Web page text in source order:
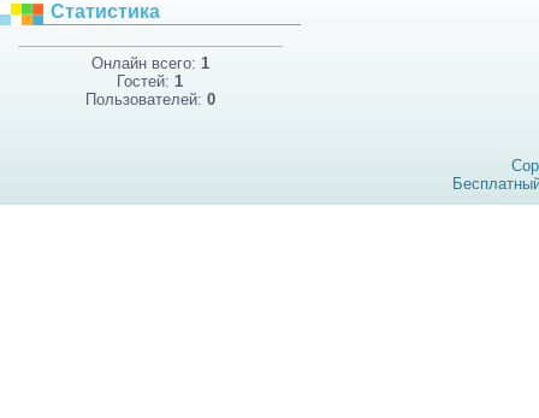
Статистика
Онлайн всего: 1
Гостей:1
Пользователей: 0